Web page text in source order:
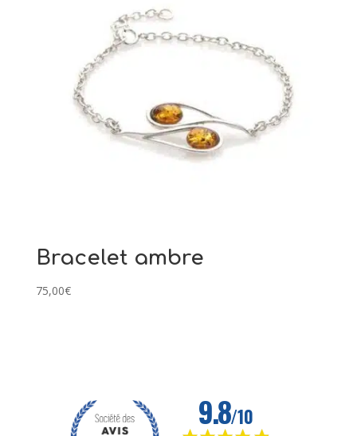
Bracelet ambre
75,00€